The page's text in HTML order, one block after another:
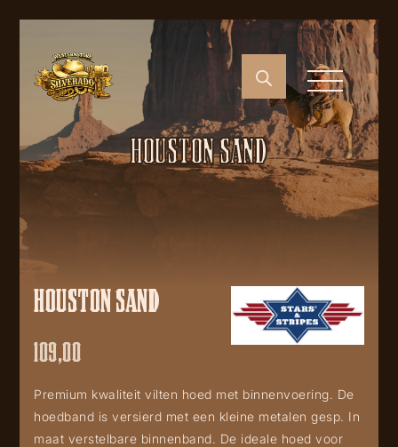
HOUSTON SAND
HOUSTON SAND
109,00
Premium kwaliteit vilten hoed met binnenvoering. De
hoedband is versierd met een kleine metalen gesp. In
maat verstelbare binnenband. De ideale hoed voor